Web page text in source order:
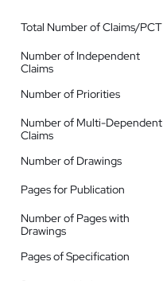
Total Number of Claims/PCT
Number of Independent
Claims
Number of Priorities
Number of Multi-Dependent
Claims
Number of Drawings
Pages for Publication
Number of Pages with
Drawings
Pages of Specification